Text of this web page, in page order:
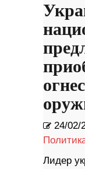
24/02/
Лидер